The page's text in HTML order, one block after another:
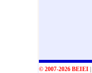
© 2007-2026 BEIEI|